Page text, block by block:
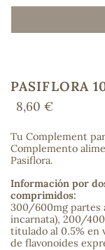
PASIFLORA
8,60 €
Tu Complement
Complemento
Pasiflora.
Información por
comprimidos:
300/600mg partes
incarnata), 200/
titulado al 0.5% en
de flavonoides